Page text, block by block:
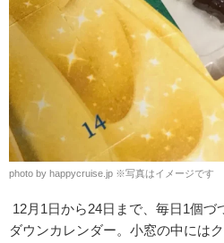
photo by happycruise.jp ※写真はイメージです
12月1日から24日まで、毎日1個づ
ダウンカレンダー。小窓の中には